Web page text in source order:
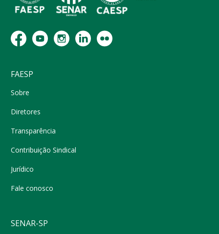
FAESP
Sobre
Diretores
Transparência
Contribuição Sindical
Jurídico
Fale conosco
SENAR-SP